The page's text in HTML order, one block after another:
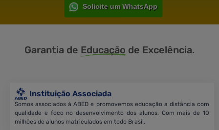
Solicite um WhatsApp
Garantia de Educação de Excelência.
Instituição Associada
Somos associados à ABED e promovemos educação a distância com
qualidade e foco no desenvolvimento dos alunos. Com mais de 10
milhões de alunos matriculados em todo Brasil.